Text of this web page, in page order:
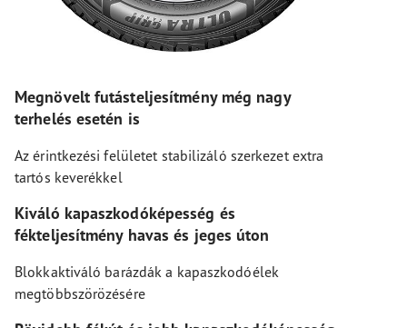
Megnövelt futásteljesítmény még nagy
terhelés esetén is
Az érintkezési felületet stabilizáló szerkezet extra
tartós keverékkel
Kiváló kapaszkodóképesség és
fékteljesítmény havas és jeges úton
Blokkaktiváló barázdák a kapaszkodóélek
megtöbbszörözésére